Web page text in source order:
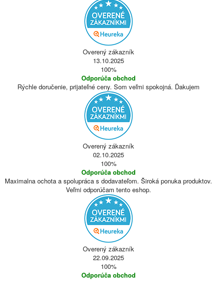
Overený zákazník
13.10.2025
100%
Odporúča obchod
Rýchle doručenie, prijateľné ceny. Som veľmi spokojná. Ďakujem
Overený zákazník
02.10.2025
100%
Odporúča obchod
Maximalna ochota a spolupráca s dodavateľom. Široká ponuka produktov.
Veľmi odporúčam tento eshop.
Overený zákazník
22.09.2025
100%
Odporúča obchod